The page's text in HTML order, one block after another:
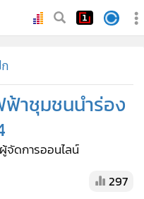
ฟ้าชุมชนนำร่อง
จัดการออนไลน์
297